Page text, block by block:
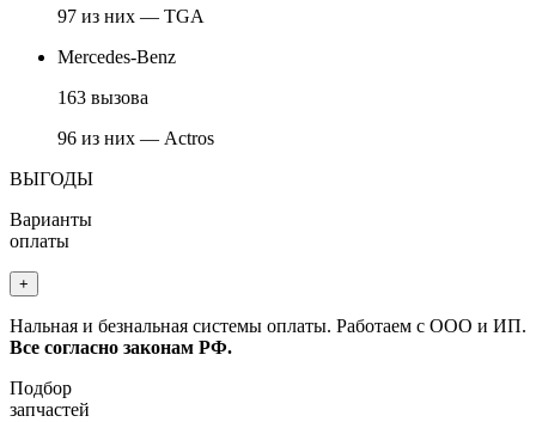
97 из них — TGA
Mercedes-Benz
163 вызова
96 из них — Actros
ВЫГОДЫ
Варианты
оплаты
+
Нальная и безнальная системы оплаты. Работаем с ООО и ИП.
Все согласно законам РФ.
Подбор
запчастей